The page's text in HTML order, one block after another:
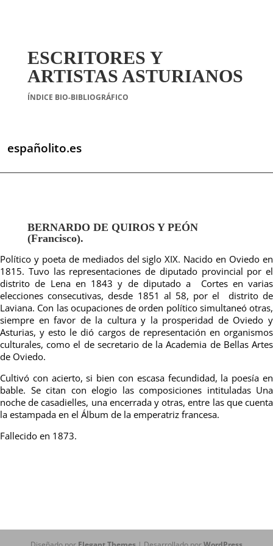
ESCRITORES Y
ARTISTAS ASTURIANOS
ÍNDICE BIO-BIBLIOGRÁFICO
españolito.es
BERNARDO DE QUIROS Y PEÓN
(Francisco).
Político y poeta de mediados del siglo XIX. Nacido en Oviedo en
1815. Tuvo las representaciones de diputado provincial por el
distrito de Lena en 1843 y de diputado a Cortes en varias
elecciones consecutivas, desde 1851 al 58, por el distrito de
Laviana. Con las ocupaciones de orden político simultaneó otras,
siempre en favor de la cultura y la prosperidad de Oviedo y
Asturias, y esto le dió cargos de representación en organismos
culturales, como el de secretario de la Academia de Bellas Artes
de Oviedo.
Cultivó con acierto, si bien con escasa fecundidad, la poesía en
bable. Se citan con elogio las composiciones intituladas Una
noche de casadielles, una encerrada y otras, entre las que cuenta
la estampada en el Álbum de la emperatriz francesa.
Fallecido en 1873.